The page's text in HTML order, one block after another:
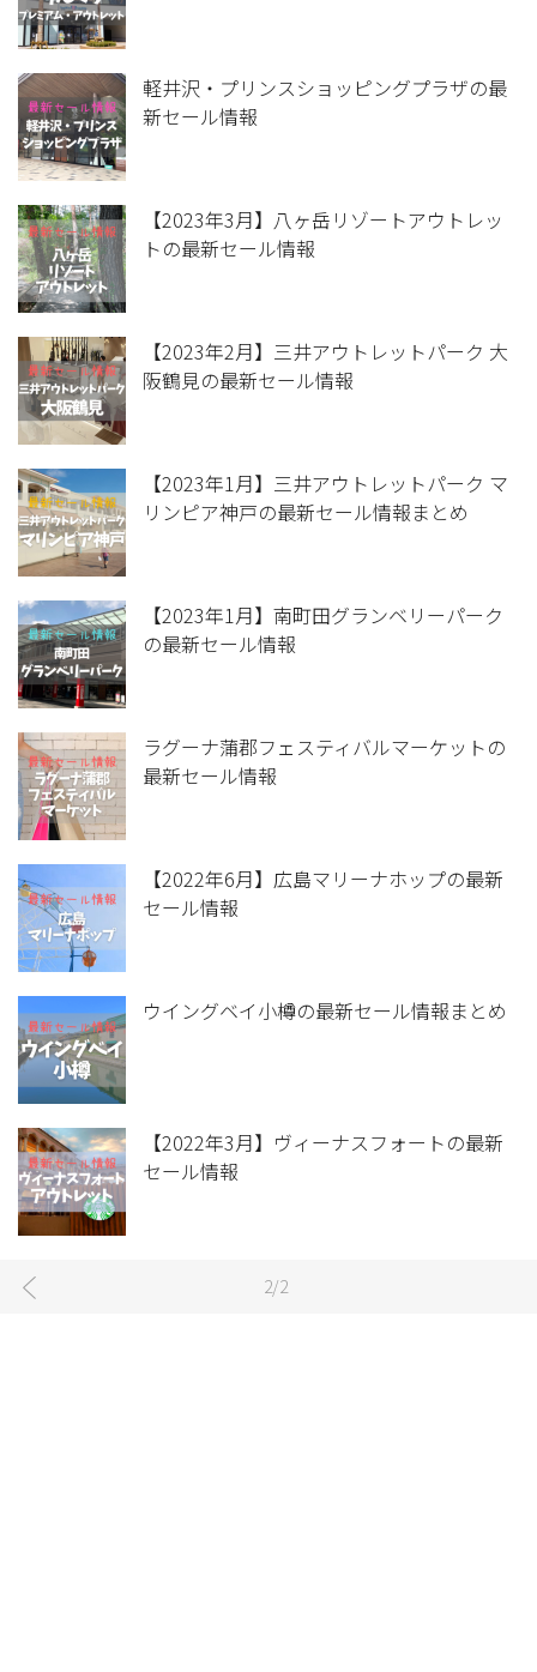
軽井沢・プリンスショッピングプラザの最
新セール情報
【2023年3月】八ヶ岳リゾートアウトレッ
トの最新セール情報
【2023年2月】三井アウトレットパーク 大
阪鶴見の最新セール情報
【2023年1月】三井アウトレットパーク マ
リンピア神戸の最新セール情報まとめ
【2023年1月】南町田グランベリーパーク
の最新セール情報
ラグーナ蒲郡フェスティバルマーケットの
最新セール情報
【2022年6月】広島マリーナホップの最新
セール情報
ウイングベイ小樽の最新セール情報まとめ
【2022年3月】ヴィーナスフォートの最新
セール情報
2/2